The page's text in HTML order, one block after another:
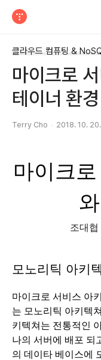
마이크로
테이너 환경
Terry Cho 2018. 10.
마이크
조대협
모노리틱 아키
마이크로 서비스 아
는 모노리틱 아키텍
키텍쳐는 전통적인
나의 서버에 배포 되
의 데이타 베이스에